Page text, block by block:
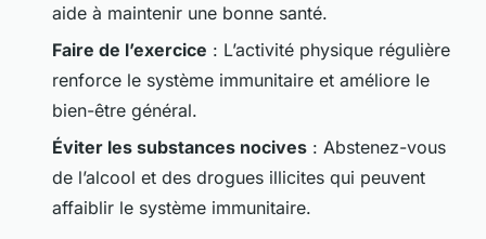
aide à maintenir une bonne santé.
Faire de l’exercice : L’activité physique régulière
renforce le système immunitaire et améliore le
bien-être général.
Éviter les substances nocives : Abstenez-vous
de l’alcool et des drogues illicites qui peuvent
affaiblir le système immunitaire.